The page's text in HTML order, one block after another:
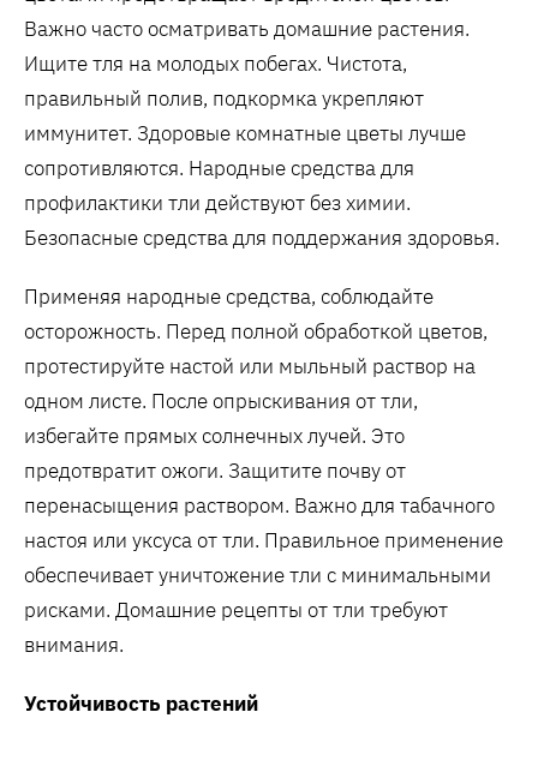
Важно часто осматривать домашние растения.
Ищите тля на молодых побегах. Чистота‚
правильный полив‚ подкормка укрепляют
иммунитет. Здоровые комнатные цветы лучше
сопротивляются. Народные средства для
профилактики тли действуют без химии.
Безопасные средства для поддержания здоровья.
Применяя народные средства‚ соблюдайте
осторожность. Перед полной обработкой цветов‚
протестируйте настой или мыльный раствор на
одном листе. После опрыскивания от тли‚
избегайте прямых солнечных лучей. Это
предотвратит ожоги. Защитите почву от
перенасыщения раствором. Важно для табачного
настоя или уксуса от тли. Правильное применение
обеспечивает уничтожение тли с минимальными
рисками. Домашние рецепты от тли требуют
внимания.
Устойчивость растений